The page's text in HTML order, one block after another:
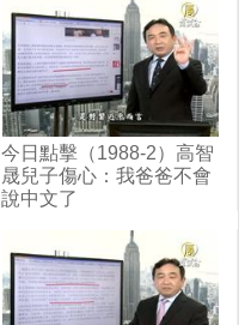
今日點擊（1988-2）高智
晟兒子傷心：我爸爸不會
說中文了